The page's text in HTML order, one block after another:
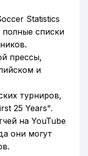
Statistics
полные списки
прессы,
и
турниров,
25 Years".
на YouTube
они могут